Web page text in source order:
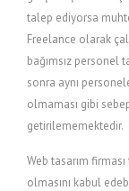
talep ediyorsa
Freelance olarak
bağımsız personel
sonra aynı
olmaması gibi
getirilememektedir.
Web tasarım
olmasını kabul